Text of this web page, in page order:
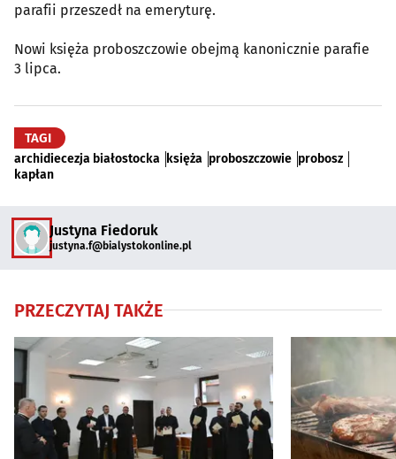
parafii przeszedł na emeryturę.
Nowi księża proboszczowie obejmą kanonicznie parafie
3 lipca.
TAGI
archidiecezja białostocka księża proboszczowie probosz
kapłan
Justyna Fiedoruk
justyna.f@bialystokonline.pl
PRZECZYTAJ TAKŻE